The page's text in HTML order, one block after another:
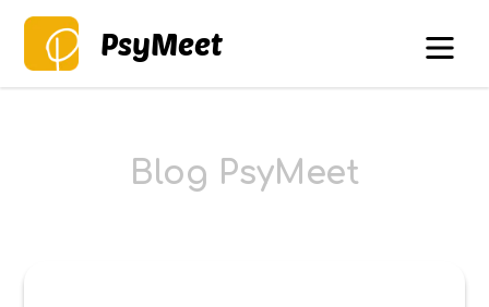
PsyMeet
Blog PsyMeet